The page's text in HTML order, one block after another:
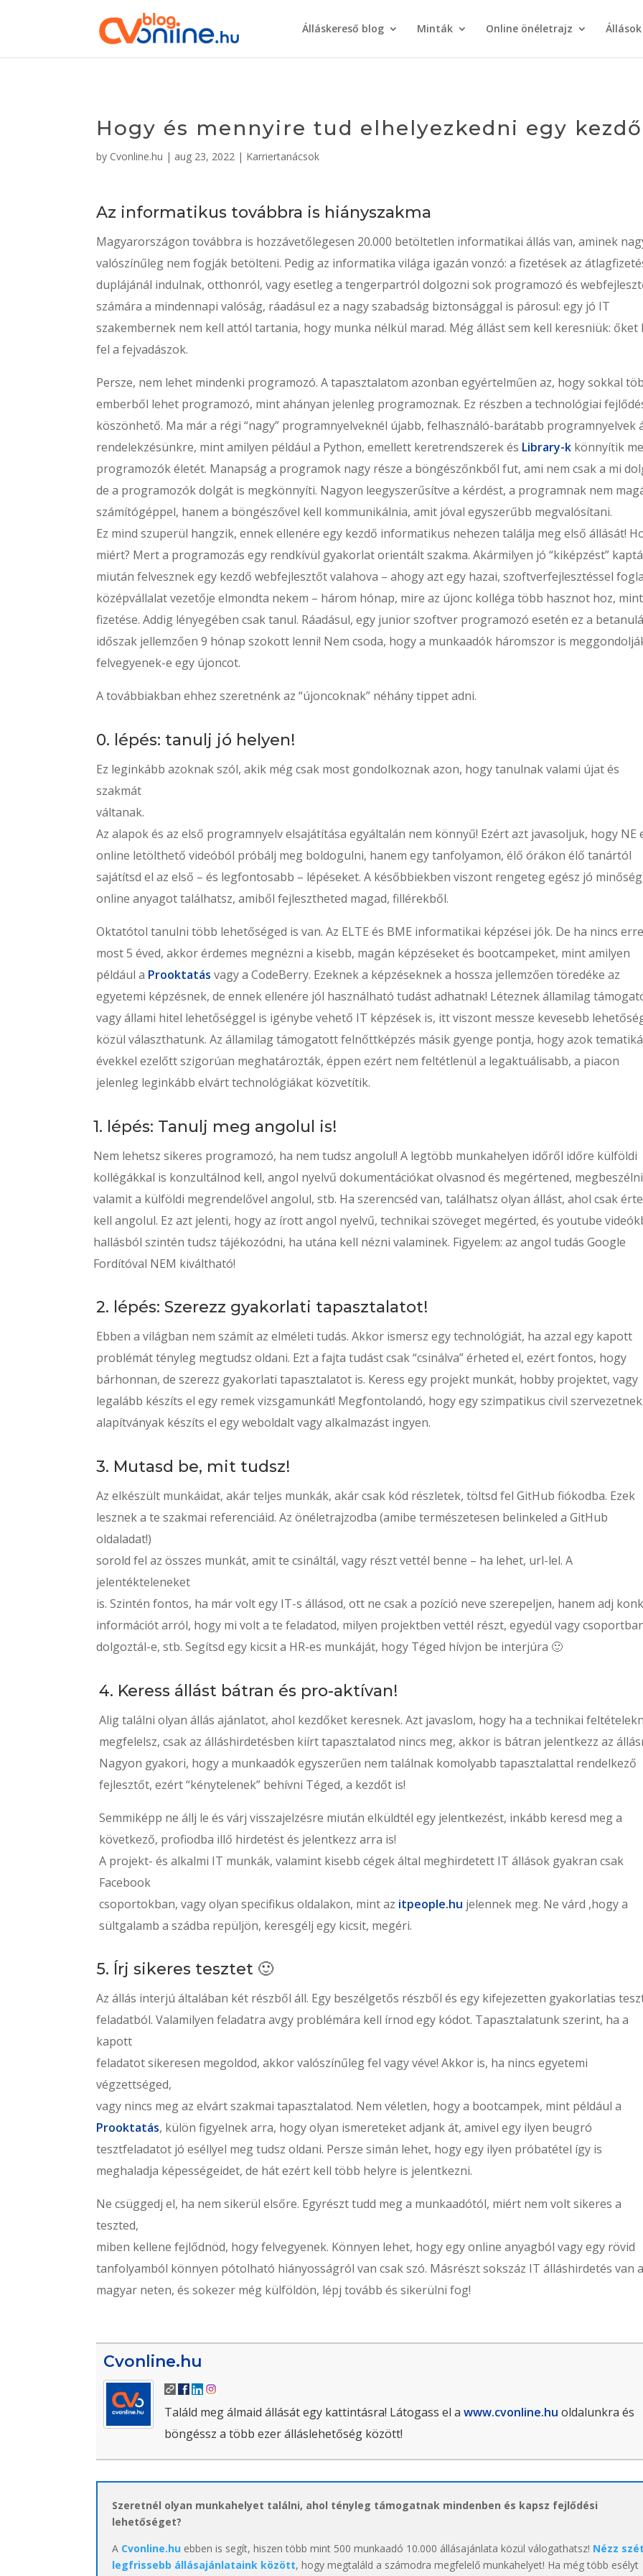
Álláskereső blog Minták Online önéletrajz Állások
Hogy és mennyire tud elhelyezkedni egy
by Cvonline.hu | aug 23, 2022 | Karriertanácsok
Az informatikus továbbra is hiányszakma
Magyarországon továbbra is hozzávetőlegesen 20.000 betöltetlen informatikai állás van, aminek
valószínűleg nem fogják betölteni. Pedig az informatika világa igazán vonzó: a fizetések az
duplájánál indulnak, otthonról, vagy esetleg a tengerpartról dolgozni sok programozó és
számára a mindennapi valóság, ráadásul ez a nagy szabadság biztonsággal is párosul: egy jó IT
szakembernek nem kell attól tartania, hogy munka nélkül marad. Még állást sem kell keresniük: őket
fel a fejvadászok.
Persze, nem lehet mindenki programozó. A tapasztalatom azonban egyértelműen az, hogy sokkal
emberből lehet programozó, mint ahányan jelenleg programoznak. Ez részben a technológiai
köszönhető. Ma már a régi “nagy” programnyelveknél újabb, felhasználó-barátabb programnyelvek
rendelekzésünkre, mint amilyen például a Python, emellett keretrendszerek és Library-k könnyítik
programozók életét. Manapság a programok nagy része a böngészőnkből fut, ami nem csak a mi
de a programozók dolgát is megkönnyíti. Nagyon leegyszerűsítve a kérdést, a programnak nem
számítógéppel, hanem a böngészővel kell kommunikálnia, amit jóval egyszerűbb megvalósítani.
Ez mind szuperül hangzik, ennek ellenére egy kezdő informatikus nehezen találja meg első állását!
miért? Mert a programozás egy rendkívül gyakorlat orientált szakma. Akármilyen jó “kiképzést”
miután felvesznek egy kezdő webfejlesztőt valahova – ahogy azt egy hazai, szoftverfejlesztéssel
középvállalat vezetője elmondta nekem – három hónap, mire az újonc kolléga több hasznot hoz,
fizetése. Addig lényegében csak tanul. Ráadásul, egy junior szoftver programozó esetén ez a
időszak jellemzően 9 hónap szokott lenni! Nem csoda, hogy a munkaadók háromszor is
felvegyenek-e egy újoncot.
A továbbiakban ehhez szeretnénk az “újoncoknak” néhány tippet adni.
0. lépés: tanulj jó helyen!
Ez leginkább azoknak szól, akik még csak most gondolkoznak azon, hogy tanulnak valami újat és
szakmát
váltanak.
Az alapok és az első programnyelv elsajátítása egyáltalán nem könnyű! Ezért azt javasoljuk, hogy NE
online letölthető videóból próbálj meg boldogulni, hanem egy tanfolyamon, élő órákon élő tanártól
sajátítsd el az első – és legfontosabb – lépéseket. A későbbiekben viszont rengeteg egész jó
online anyagot találhatsz, amiből fejlesztheted magad, fillérekből.
Oktatótol tanulni több lehetőséged is van. Az ELTE és BME informatikai képzései jók. De ha nincs erre
most 5 éved, akkor érdemes megnézni a kisebb, magán képzéseket és bootcampeket, mint amilyen
például a Prooktatás vagy a CodeBerry. Ezeknek a képzéseknek a hossza jellemzően töredéke az
egyetemi képzésnek, de ennek ellenére jól használható tudást adhatnak! Léteznek államilag
vagy állami hitel lehetőséggel is igénybe vehető IT képzések is, itt viszont messze kevesebb
közül választhatunk. Az államilag támogatott felnőttképzés másik gyenge pontja, hogy azok
évekkel ezelőtt szigorúan meghatározták, éppen ezért nem feltétlenül a legaktuálisabb, a piacon
jelenleg leginkább elvárt technológiákat közvetítik.
1. lépés: Tanulj meg angolul is!
Nem lehetsz sikeres programozó, ha nem tudsz angolul! A legtöbb munkahelyen időről időre külföldi
kollégákkal is konzultálnod kell, angol nyelvű dokumentációkat olvasnod és megértened, megbeszélni
valamit a külföldi megrendelővel angolul, stb. Ha szerencséd van, találhatsz olyan állást, ahol csak
kell angolul. Ez azt jelenti, hogy az írott angol nyelvű, technikai szöveget megérted, és youtube
hallásból szintén tudsz tájékozódni, ha utána kell nézni valaminek. Figyelem: az angol tudás Google
Fordítóval NEM kiváltható!
2. lépés: Szerezz gyakorlati tapasztalatot!
Ebben a világban nem számít az elméleti tudás. Akkor ismersz egy technológiát, ha azzal egy kapott
problémát tényleg megtudsz oldani. Ezt a fajta tudást csak “csinálva” érheted el, ezért fontos, hogy
bárhonnan, de szerezz gyakorlati tapasztalatot is. Keress egy projekt munkát, hobby projektet, vagy
legalább készíts el egy remek vizsgamunkát! Megfontolandó, hogy egy szimpatikus civil
alapítványak készíts el egy weboldalt vagy alkalmazást ingyen.
3. Mutasd be, mit tudsz!
Az elkészült munkáidat, akár teljes munkák, akár csak kód részletek, töltsd fel GitHub fiókodba. Ezek
lesznek a te szakmai referenciáid. Az önéletrajzodba (amibe természetesen belinkeled a GitHub
oldaladat!)
sorold fel az összes munkát, amit te csináltál, vagy részt vettél benne – ha lehet, url-lel. A
jelentékteleneket
is. Szintén fontos, ha már volt egy IT-s állásod, ott ne csak a pozíció neve szerepeljen, hanem adj
információt arról, hogy mi volt a te feladatod, milyen projektben vettél részt, egyedül vagy
dolgoztál-e, stb. Segítsd egy kicsit a HR-es munkáját, hogy Téged hívjon be interjúra 🙂
4. Keress állást bátran és pro-aktívan!
Alig találni olyan állás ajánlatot, ahol kezdőket keresnek. Azt javaslom, hogy ha a technikai
megfelelsz, csak az álláshirdetésben kiírt tapasztalatod nincs meg, akkor is bátran jelentkezz az
Nagyon gyakori, hogy a munkaadók egyszerűen nem találnak komolyabb tapasztalattal rendelkező
fejlesztőt, ezért “kénytelenek” behívni Téged, a kezdőt is!
Semmiképp ne állj le és várj visszajelzésre miután elküldtél egy jelentkezést, inkább keresd meg a
következő, profiodba illő hirdetést és jelentkezz arra is!
A projekt- és alkalmi IT munkák, valamint kisebb cégek által meghirdetett IT állások gyakran csak
Facebook
csoportokban, vagy olyan specifikus oldalakon, mint az itpeople.hu jelennek meg. Ne várd ,hogy a
sültgalamb a szádba repüljön, keresgélj egy kicsit, megéri.
5. Írj sikeres tesztet 🙂
Az állás interjú általában két részből áll. Egy beszélgetős részből és egy kifejezetten gyakorlatias
feladatból. Valamilyen feladatra avgy problémára kell írnod egy kódot. Tapasztalatunk szerint, ha a
kapott
feladatot sikeresen megoldod, akkor valószínűleg fel vagy véve! Akkor is, ha nincs egyetemi
végzettséged,
vagy nincs meg az elvárt szakmai tapasztalatod. Nem véletlen, hogy a bootcampek, mint például a
Prooktatás, külön figyelnek arra, hogy olyan ismereteket adjank át, amivel egy ilyen beugró
tesztfeladatot jó eséllyel meg tudsz oldani. Persze simán lehet, hogy egy ilyen próbatétel így is
meghaladja képességeidet, de hát ezért kell több helyre is jelentkezni.
Ne csüggedj el, ha nem sikerül elsőre. Egyrészt tudd meg a munkaadótól, miért nem volt sikeres a
teszted,
miben kellene fejlődnöd, hogy felvegyenek. Könnyen lehet, hogy egy online anyagból vagy egy rövid
tanfolyamból könnyen pótolható hiányosságról van csak szó. Másrészt sokszáz IT álláshirdetés van a
magyar neten, és sokezer még külföldön, lépj tovább és sikerülni fog!
Cvonline.hu
Találd meg álmaid állását egy kattintásra! Látogass el awww.cvonline.hu oldalunkra és
böngéssz a több ezer álláslehetőség között!
Szeretnél olyan munkahelyet találni, ahol tényleg támogatnak mindenben és kapsz fejlődési
lehetőséget?
A Cvonline.hu ebben is segít, hiszen több mint 500 munkaadó 10.000 állásajánlata közül válogathatsz! Nézz szét
legfrissebb állásajánlataink között, hogy megtaláld a számodra megfelelő munkahelyet! Ha még több esélyt